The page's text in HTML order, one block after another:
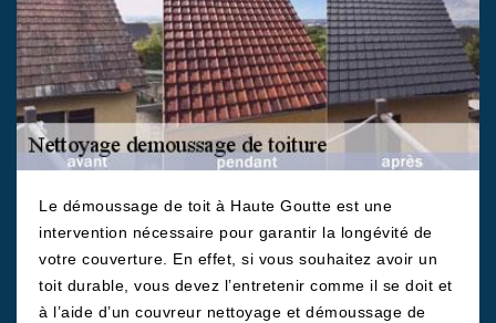
Le démoussage de toit à Haute Goutte est une
intervention nécessaire pour garantir la longévité de
votre couverture. En effet, si vous souhaitez avoir un
toit durable, vous devez l’entretenir comme il se doit et
à l’aide d’un couvreur nettoyage et démoussage de